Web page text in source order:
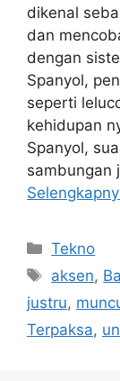
dikenal
dan
dengan
Spanyol,
seperti
kehidupan
Spanyol,
sambungan
Kategori
Tekno
Tag
aksen,
justru,
Terpaksa,